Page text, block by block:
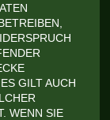
GILT AUCH
WENN SIE